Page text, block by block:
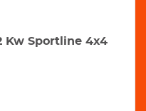
Kw Sportline 4x4